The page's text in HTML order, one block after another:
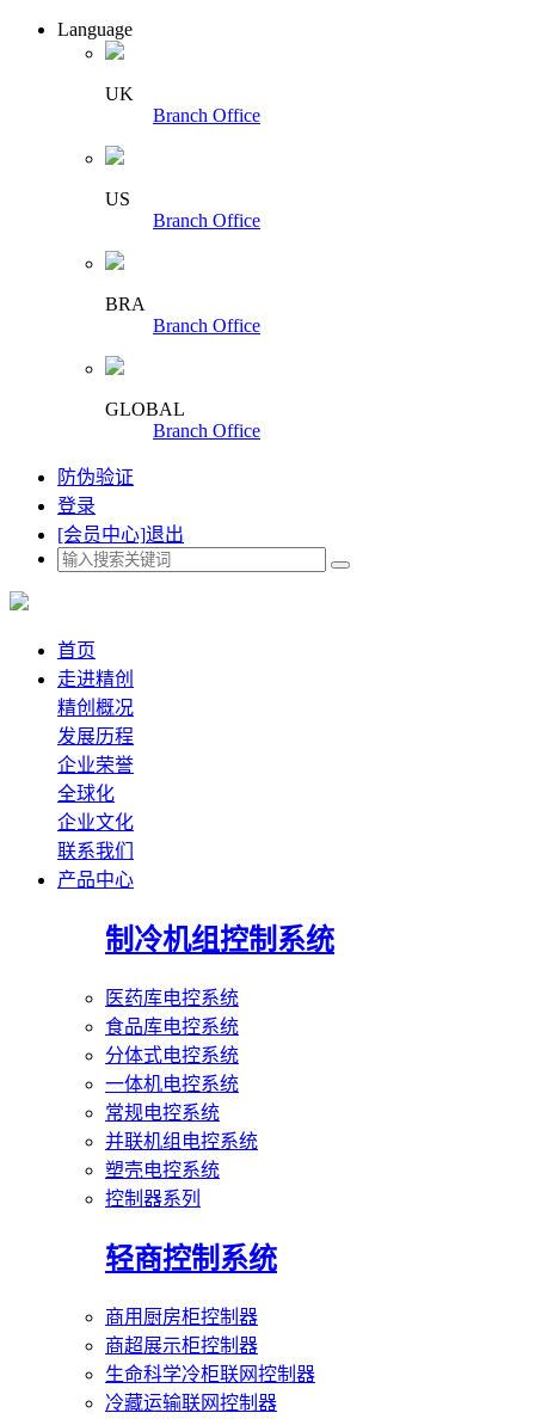
Language
UK
Branch Office
US
Branch Office
BRA
Branch Office
GLOBAL
Branch Office
防伪验证
登录
[会员中心]退出
首页
走进精创
精创概况
发展历程
企业荣誉
全球化
企业文化
联系我们
产品中心
制冷机组控制系统
医药库电控系统
食品库电控系统
分体式电控系统
一体机电控系统
常规电控系统
并联机组电控系统
塑壳电控系统
控制器系列
轻商控制系统
商用厨房柜控制器
商超展示柜控制器
生命科学冷柜联网控制器
冷藏运输联网控制器